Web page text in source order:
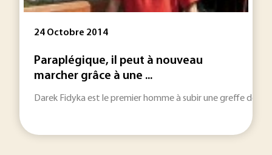
24 Octobre 2014
Paraplégique, il peut à nouveau
marcher grâce à une ...
Darek Fidyka est le premier homme à subir une greffe de